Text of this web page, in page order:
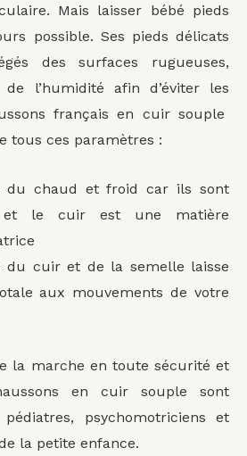
Mais laisser bébé pieds
possible. Ses pieds délicats
des surfaces rugueuses,
l’humidité afin d’éviter les
français en cuir souple
tous ces paramètres :
du chaud et froid car ils sont
et le cuir est une matière
du cuir et de la semelle laisse
aux mouvements de votre
la marche en toute sécurité et
en cuir souple sont
psychomotriciens et
la petite enfance.